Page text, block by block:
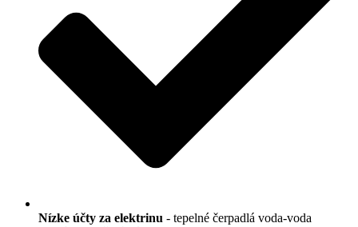
Nízke účty za elektrinu - tepelné čerpadlá voda-voda